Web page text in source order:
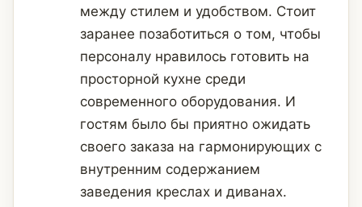
между стилем и удобством. Стоит
заранее позаботиться о том, чтобы
персоналу нравилось готовить на
просторной кухне среди
современного оборудования. И
гостям было бы приятно ожидать
своего заказа на гармонирующих с
внутренним содержанием
заведения креслах и диванах.